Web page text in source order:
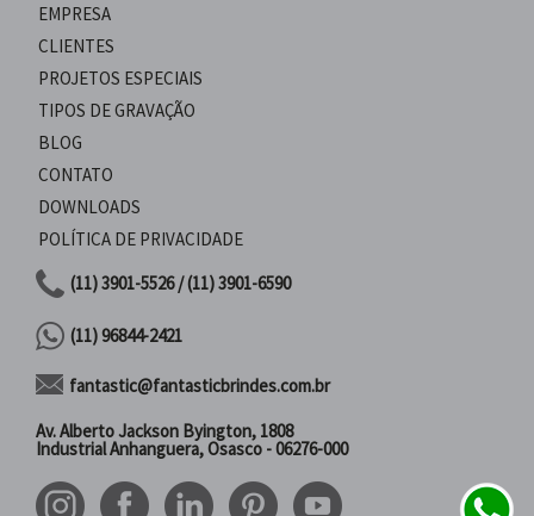
EMPRESA
CLIENTES
PROJETOS ESPECIAIS
TIPOS DE GRAVAÇÃO
BLOG
CONTATO
DOWNLOADS
POLÍTICA DE PRIVACIDADE
(11) 3901-5526 / (11) 3901-6590
(11) 96844-2421
fantastic@fantasticbrindes.com.br
Av. Alberto Jackson Byington, 1808
Industrial Anhanguera, Osasco - 06276-000